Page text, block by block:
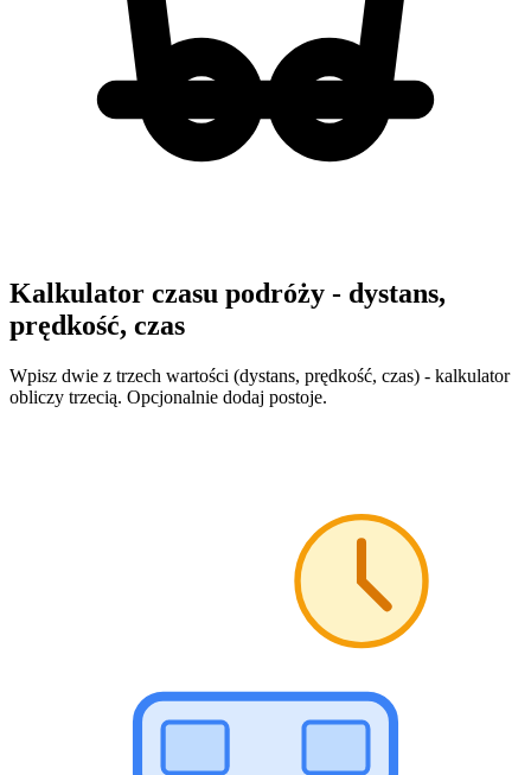
Kalkulator czasu podróży - dystans,
prędkość, czas
Wpisz dwie z trzech wartości (dystans, prędkość, czas) - kalkulator
obliczy trzecią. Opcjonalnie dodaj postoje.